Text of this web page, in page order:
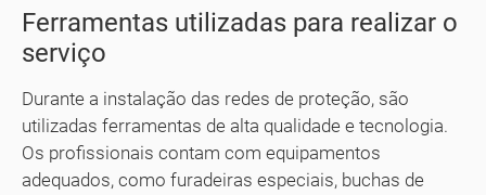
Ferramentas utilizadas para realizar o
serviço
Durante a instalação das redes de proteção, são
utilizadas ferramentas de alta qualidade e tecnologia.
Os profissionais contam com equipamentos
adequados, como furadeiras especiais, buchas de